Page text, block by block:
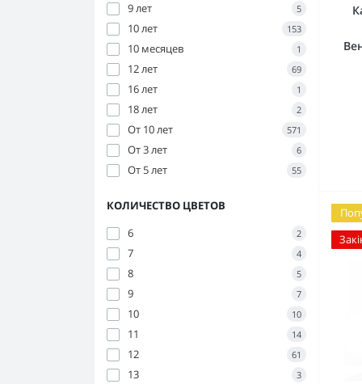
9 лет 5
10 лет 153
10 месяцев 1
12 лет 69
16 лет 1
18 лет 2
От 10 лет 571
От 3 лет 6
От 5 лет 55
КОЛИЧЕСТВО ЦВЕТОВ
6
2
7 4
8 5
9 7
10 10
11 14
12 61
13 3